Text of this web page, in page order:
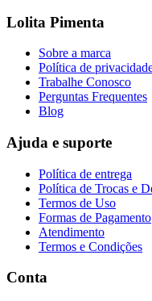
Lolita Pimenta
Sobre a marca
Política de
Trabalhe Conosco
Perguntas Frequentes
Blog
Ajuda e suporte
Política de entrega
Política de Trocas e
Termos de Uso
Formas de Pagamento
Atendimento
Termos e Condições
Conta